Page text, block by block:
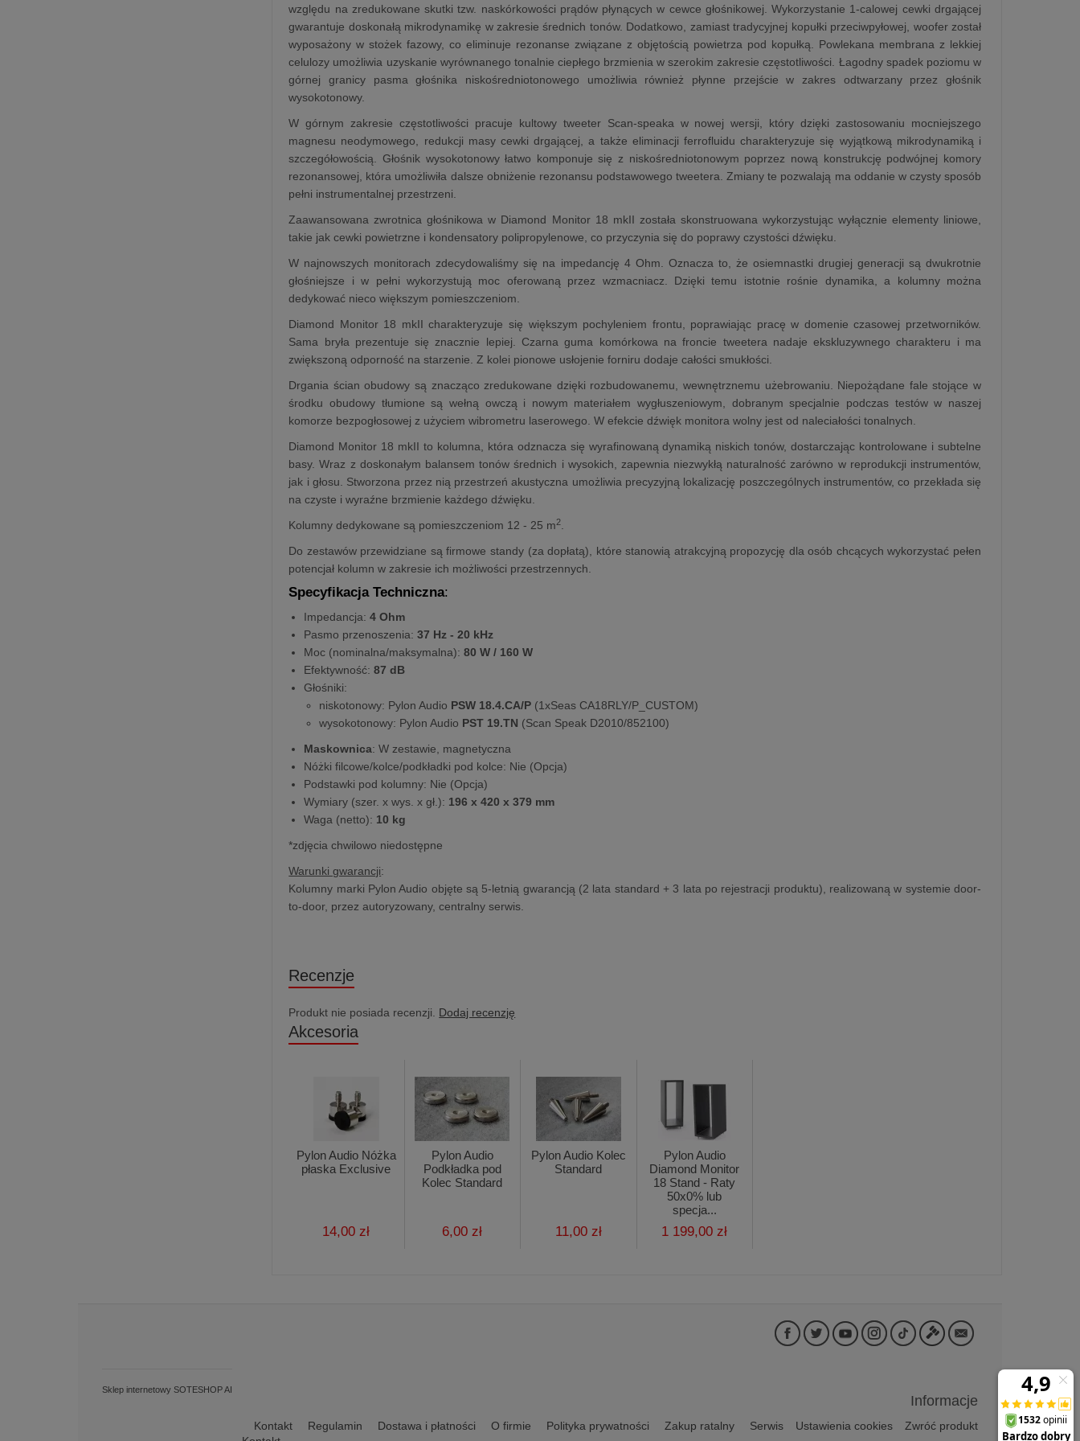
względu na zredukowane skutki tzw. naskórkowości prądów płynących w cewce głośnikowej. Wykorzystanie 1-calowej cewki drgającej
gwarantuje doskonałą mikrodynamikę w zakresie średnich tonów. Dodatkowo, zamiast tradycyjnej kopułki przeciwpyłowej, woofer został
wyposażony w stożek fazowy, co eliminuje rezonanse związane z objętością powietrza pod kopułką. Powlekana membrana z lekkiej
celulozy umożliwia uzyskanie wyrównanego tonalnie ciepłego brzmienia w szerokim zakresie częstotliwości. Łagodny spadek poziomu w
górnej granicy pasma głośnika niskośredniotonowego umożliwia również płynne przejście w zakres odtwarzany przez głośnik
wysokotonowy.
W górnym zakresie częstotliwości pracuje kultowy tweeter Scan-speaka w nowej wersji, który dzięki zastosowaniu mocniejszego
magnesu neodymowego, redukcji masy cewki drgającej, a także eliminacji ferrofluidu charakteryzuje się wyjątkową mikrodynamiką i
szczegółowością. Głośnik wysokotonowy łatwo komponuje się z niskośredniotonowym poprzez nową konstrukcję podwójnej komory
rezonansowej, która umożliwiła dalsze obniżenie rezonansu podstawowego tweetera. Zmiany te pozwalają ma oddanie w czysty sposób
pełni instrumentalnej przestrzeni.
Zaawansowana zwrotnica głośnikowa w Diamond Monitor 18 mkII została skonstruowana wykorzystując wyłącznie elementy liniowe,
takie jak cewki powietrzne i kondensatory polipropylenowe, co przyczynia się do poprawy czystości dźwięku.
W najnowszych monitorach zdecydowaliśmy się na impedancję 4 Ohm. Oznacza to, że osiemnastki drugiej generacji są dwukrotnie
głośniejsze i w pełni wykorzystują moc oferowaną przez wzmacniacz. Dzięki temu istotnie rośnie dynamika, a kolumny można
dedykować nieco większym pomieszczeniom.
Diamond Monitor 18 mkII charakteryzuje się większym pochyleniem frontu, poprawiając pracę w domenie czasowej przetworników.
Sama bryła prezentuje się znacznie lepiej. Czarna guma komórkowa na froncie tweetera nadaje ekskluzywnego charakteru i ma
zwiększoną odporność na starzenie. Z kolei pionowe usłojenie forniru dodaje całości smukłości.
Drgania ścian obudowy są znacząco zredukowane dzięki rozbudowanemu, wewnętrznemu użebrowaniu. Niepożądane fale stojące w
środku obudowy tłumione są wełną owczą i nowym materiałem wygłuszeniowym, dobranym specjalnie podczas testów w naszej
komorze bezpogłosowej z użyciem wibrometru laserowego. W efekcie dźwięk monitora wolny jest od naleciałości tonalnych.
Diamond Monitor 18 mkII to kolumna, która odznacza się wyrafinowaną dynamiką niskich tonów, dostarczając kontrolowane i subtelne
basy. Wraz z doskonałym balansem tonów średnich i wysokich, zapewnia niezwykłą naturalność zarówno w reprodukcji instrumentów,
jak i głosu. Stworzona przez nią przestrzeń akustyczna umożliwia precyzyjną lokalizację poszczególnych instrumentów, co przekłada się
na czyste i wyraźne brzmienie każdego dźwięku.
Kolumny dedykowane są pomieszczeniom 12 - 25 m2
Do zestawów przewidziane są firmowe standy (za dopłatą), które stanowią atrakcyjną propozycję dla osób chcących wykorzystać pełen
potencjał kolumn w zakresie ich możliwości przestrzennych.
Specyfikacja Techniczna:
Impedancja:4 Ohm
Pasmo przenoszenia:37 Hz - 20 kHz
Moc (nominalna/maksymalna): 80 W / 160 W
Efektywność:87 dB
Głośniki:
niskotonowy: Pylon Audio PSW 18.4.CA/P (1xSeas CA18RLY/P_CUSTOM)
wysokotonowy: Pylon Audio PST 19.TN (Scan Speak D2010/852100)
Maskownica: W zestawie, magnetyczna
Nóżki filcowe/kolce/podkładki pod kolce: Nie (Opcja)
Podstawki pod kolumny: Nie (Opcja)
Wymiary (szer. x wys. x gł.): 196 x 420 x 379 mm
Waga (netto): 10 kg
*zdjęcia chwilowo niedostępne
Warunki gwarancji:
Kolumny marki Pylon Audio objęte są 5-letnią gwarancją (2 lata standard + 3 lata po rejestracji produktu), realizowaną w systemie door-
to-door, przez autoryzowany, centralny serwis.
Recenzje
Produkt nie posiada recenzji. Dodaj recenzję
Akcesoria
Pylon Audio Nóżka
płaska Exclusive
14,00 zł
Pylon Audio
Podkładka pod
Kolec Standard
6,00 zł
Pylon Audio Kolec
Standard
11,00 zł
Pylon Audio
Diamond Monitor
18 Stand - Raty
50x0% lub
specja...
1 199,00 zł
Informacje
Kontakt Regulamin Dostawa i płatności O firmie Polityka prywatności Zakup ratalny Serwis Ustawienia cookies
Zwróć produkt
Sklep internetowy SOTESHOP AI